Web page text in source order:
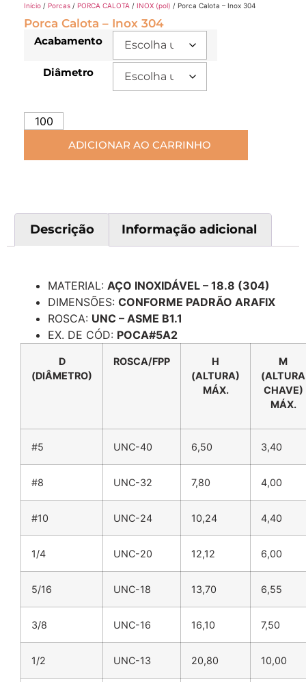
Início / Porcas / PORCA CALOTA / INOX (pol) / Porca Calota – Inox 304
Porca Calota – Inox 304
Acabamento
Diâmetro
ADICIONAR AO CARRINHO
Descrição Informação adicional
MATERIAL: AÇO INOXIDÁVEL – 18.8 (304)
DIMENSÕES: CONFORME PADRÃO ARAFIX
ROSCA: UNC – ASME B1.1
EX. DE CÓD: POCA#5A2
D
(DIÂMETRO)
ROSCA/FPP
H
(ALTURA)
MÁX.
M
(ALTURA
CHAVE)
MÁX.
#5 UNC-40 6,50 3,40
#8 UNC-32 7,80 4,00
#10 UNC-24 10,24 4,40
1/4 UNC-20 12,12 6,00
5/16 UNC-18 13,70 6,55
3/8 UNC-16 16,10 7,50
1/2 UNC-13 20,80 10,00